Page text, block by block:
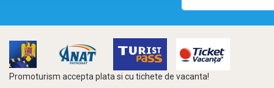
Promoturism accepta plata si cu tichete de vacanta!